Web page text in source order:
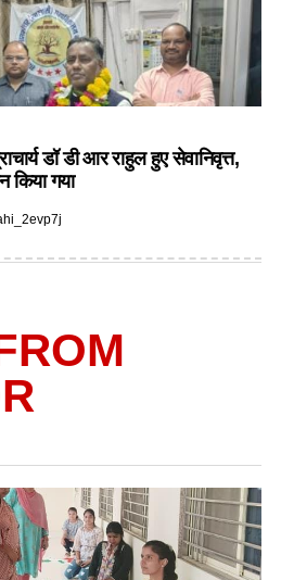
डॉ डी आर राहुल हुए सेवानिवृत्त,
किया गया